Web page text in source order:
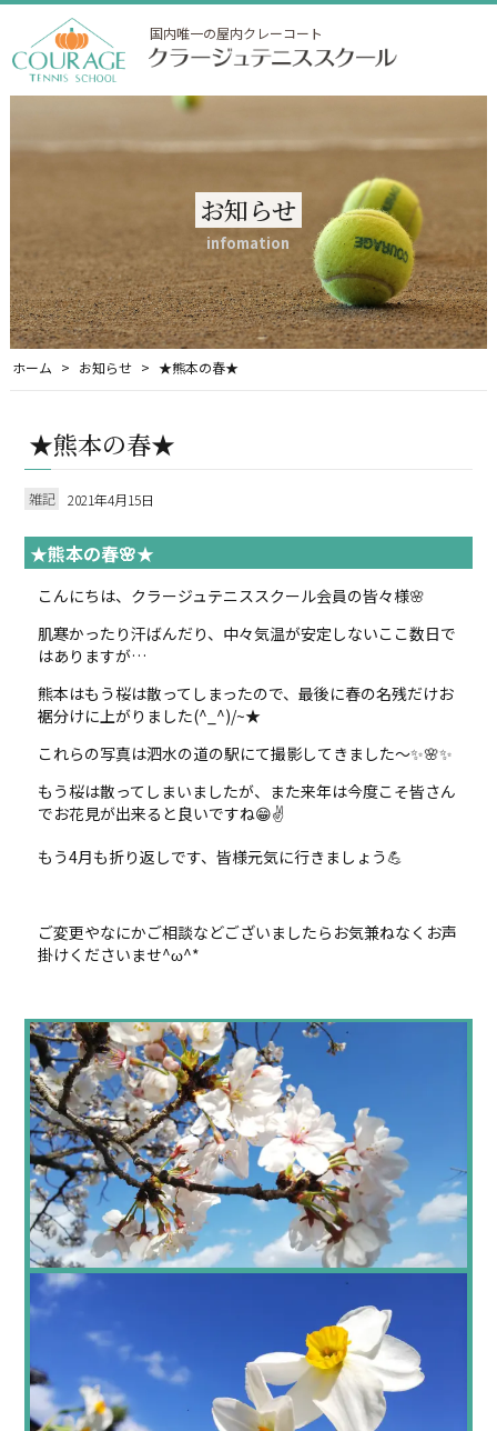
国内唯一の屋内クレーコート
お知らせ
infomation
ホーム お知らせ ★熊本の春★
★熊本の春★
雑記 2021年4月15日
★熊本の春🌸★
こんにちは、クラージュテニススクール会員の皆々様🌸
肌寒かったり汗ばんだり、中々気温が安定しないここ数日で
はありますが…
熊本はもう桜は散ってしまったので、最後に春の名残だけお
裾分けに上がりました(^_^)/~★
これらの写真は泗水の道の駅にて撮影してきました～✨🌸✨
もう桜は散ってしまいましたが、また来年は今度こそ皆さん
でお花見が出来ると良いですね😁✌
もう4月も折り返しです、皆様元気に行きましょう💪
ご変更やなにかご相談などございましたらお気兼ねなくお声
掛けくださいませ^ω^*